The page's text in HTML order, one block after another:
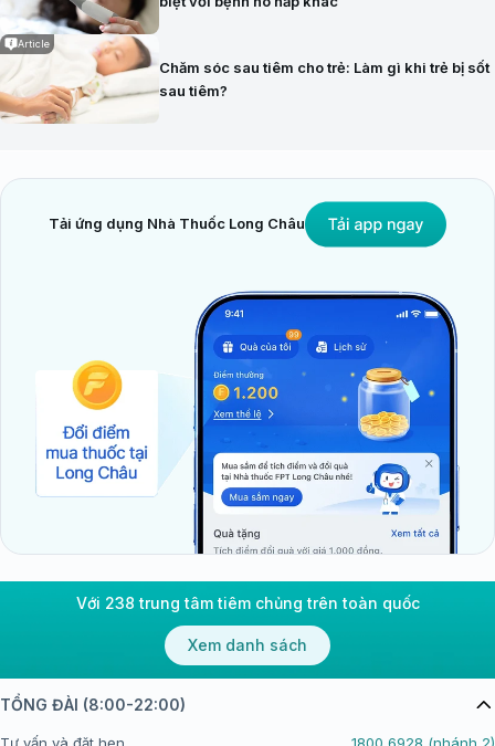
Article
Chăm sóc sau tiêm cho trẻ: Làm gì khi trẻ bị sốt
sau tiêm?
Tải ứng dụng Nhà Thuốc Long Châu
Với 238 trung tâm tiêm chủng trên toàn quốc
Xem danh sách
TỔNG ĐÀI (8:00-22:00)
Tư vấn và đặt hẹn
1800 6928 (nhánh 2)